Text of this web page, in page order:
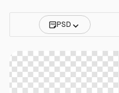
PSD